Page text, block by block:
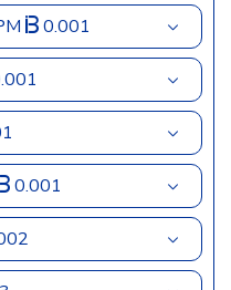
0.001
0.001